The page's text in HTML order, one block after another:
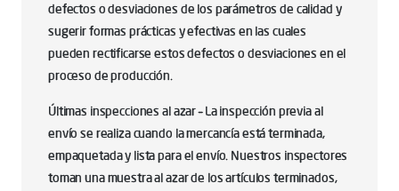
defectos o desviaciones de los parámetros de calidad y
sugerir formas prácticas y efectivas en las cuales
pueden rectificarse estos defectos o desviaciones en el
proceso de producción.
Últimas inspecciones al azar – La inspección previa al
envío se realiza cuando la mercancía está terminada,
empaquetada y lista para el envío. Nuestros inspectores
toman una muestra al azar de los artículos terminados,